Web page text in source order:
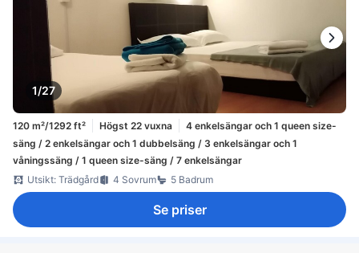
1/27
120 m²/1292 ft² Högst 22 vuxna
4 enkelsängar och 1 queen size-
säng / 2 enkelsängar och 1 dubbelsäng / 3 enkelsängar och 1
våningssäng / 1 queen size-säng / 7 enkelsängar
Utsikt: Trädgård
4 Sovrum 5 Badrum
Se priser